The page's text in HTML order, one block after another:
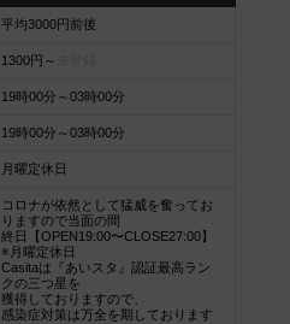
平均3000円前後
1300円～
19時00分～03時00分
19時00分～03時00分
月曜定休日
コロナが依然として猛威を奮ってお
りますので当面の間
終日【OPEN19:00〜CLOSE27:00】
※月曜定休日
Casitaは『あいスタ』認証最高ラン
クの三つ星を
獲得しておりますので、
感染症対策は万全を期しております